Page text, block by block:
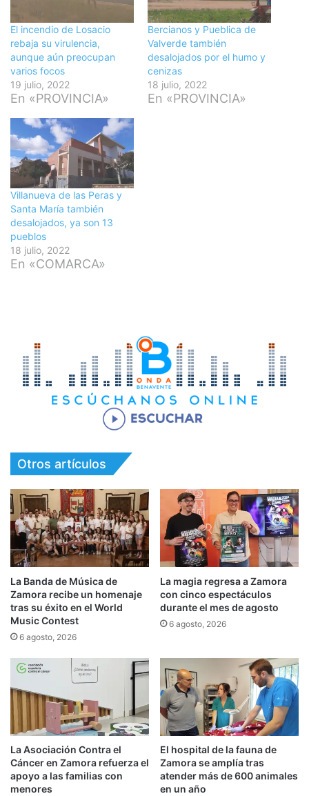
El incendio de Losacio
rebaja su virulencia,
aunque aún preocupan
varios focos
19 julio, 2022
En «PROVINCIA»
Bercianos y Pueblica de
Valverde también
desalojados por el humo y
cenizas
18 julio, 2022
En «PROVINCIA»
Villanueva de las Peras y
Santa María también
desalojados, ya son 13
pueblos
18 julio, 2022
En «COMARCA»
Otros artículos
La Banda de Música de
Zamora recibe un homenaje
tras su éxito en el World
Music Contest
6 agosto, 2026
La magia regresa a Zamora
con cinco espectáculos
durante el mes de agosto
6 agosto, 2026
La Asociación Contra el
Cáncer en Zamora refuerza el
apoyo a las familias con
menores
El hospital de la fauna de
Zamora se amplía tras
atender más de 600 animales
en un año